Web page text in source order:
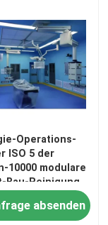
Operations-
ISO 5 der
10000 modulare
Bau-Reinigung
absenden